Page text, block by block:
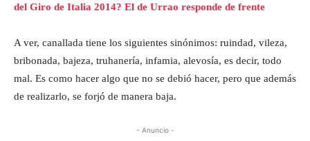
del Giro de Italia 2014? El de Urrao responde de frente
A ver, canallada tiene los siguientes sinónimos: ruindad, vileza,
bribonada, bajeza, truhanería, infamia, alevosía, es decir, todo
mal. Es como hacer algo que no se debió hacer, pero que además
de realizarlo, se forjó de manera baja.
- Anuncio -